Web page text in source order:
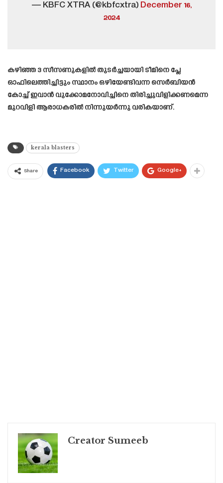
— KBFC XTRA (@kbfcxtra) December 16,
2024
കഴിഞ്ഞ 3 സീസണുകളിൽ തുടർച്ചയായി ടീമിനെ പ്ലേ
ഓഫിലെത്തിച്ചിട്ടും സ്ഥാനം ഒഴിയേണ്ടിവന്ന സെർബിയൻ
കോച്ച് ഇവാൻ വുക്കോമനോവിച്ചിനെ തിരിച്ചുവിളിക്കണമെന്ന
മുറവിളി ആരാധകരിൽ നിന്നുയർന്നു വരികയാണ്.
kerala blasters
Share Facebook Twitter Google+
Creator Sumeeb